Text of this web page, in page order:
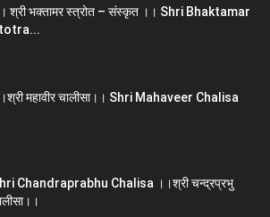
श्री भक्तामर स्त्रोत – संस्कृत ।। Shri Bhaktamar
महावीर चालीसा।। Shri Mahaveer Chalisa
Chandraprabhu Chalisa ।।श्री चन्द्रप्रभु